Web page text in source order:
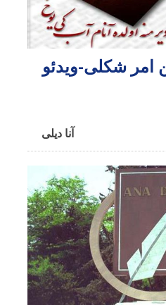
امر شکلی-ویدئو
آنا دیلی